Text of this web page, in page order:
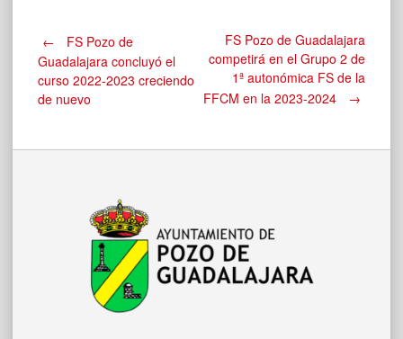
Navegación
de
entradas
←
FS Pozo de
Guadalajara concluyó el
curso 2022-2023 creciendo
de nuevo
FS Pozo de Guadalajara
competirá en el Grupo 2 de
1ª autonómica FS de la
FFCM en la 2023-2024
→